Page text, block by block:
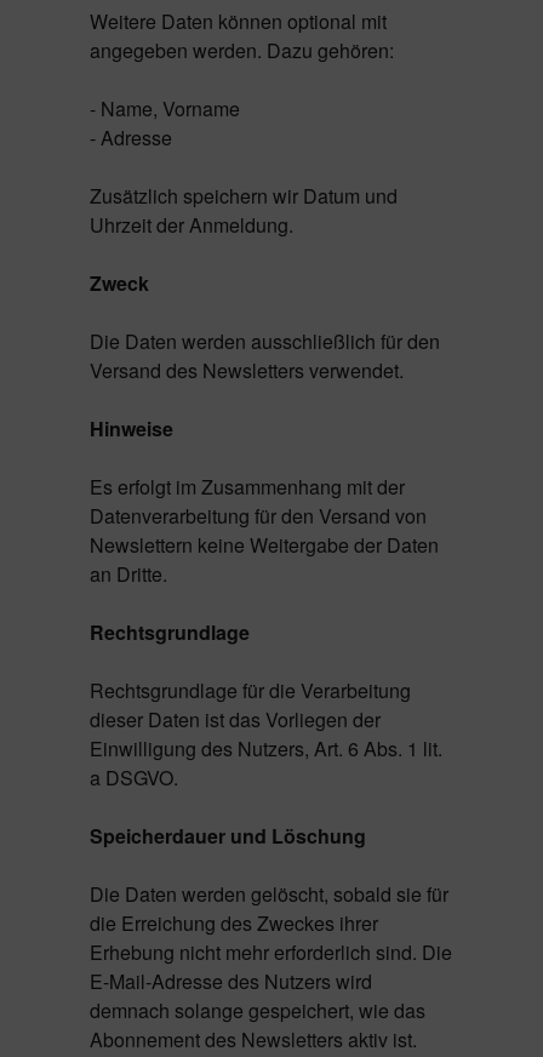
Weitere Daten können optional mit
angegeben werden. Dazu gehören:
- Name, Vorname
- Adresse
Zusätzlich speichern wir Datum und
Uhrzeit der Anmeldung.
Zweck
Die Daten werden ausschließlich für den
Versand des Newsletters verwendet.
Hinweise
Es erfolgt im Zusammenhang mit der
Datenverarbeitung für den Versand von
Newslettern keine Weitergabe der Daten
an Dritte.
Rechtsgrundlage
Rechtsgrundlage für die Verarbeitung
dieser Daten ist das Vorliegen der
Einwilligung des Nutzers, Art. 6 Abs. 1 lit.
a DSGVO.
Speicherdauer und Löschung
Die Daten werden gelöscht, sobald sie für
die Erreichung des Zweckes ihrer
Erhebung nicht mehr erforderlich sind. Die
E-Mail-Adresse des Nutzers wird
demnach solange gespeichert, wie das
Abonnement des Newsletters aktiv ist.